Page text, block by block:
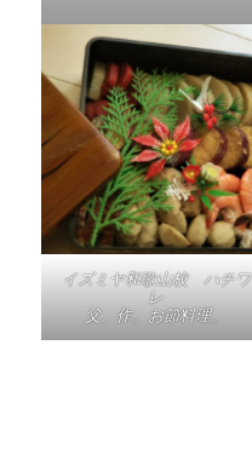
イズミヤ和歌山校 ハチワ
レ
父、作。お節料理。